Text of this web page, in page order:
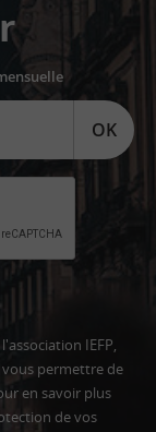
OK
IEFP,
permettre de
en savoir plus
de vos